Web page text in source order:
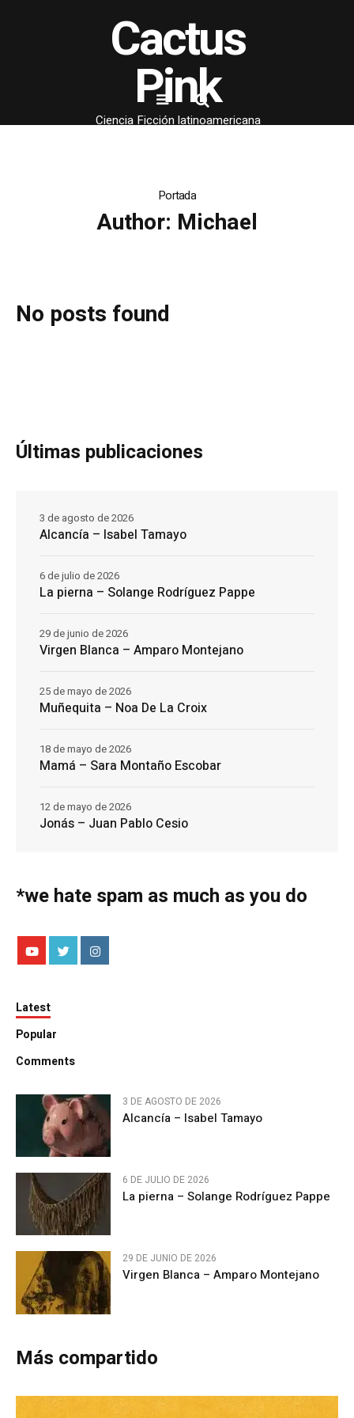
Cactus
Pink
Ciencia Ficción latinoamericana
Portada
Author: Michael
No posts found
Últimas publicaciones
Alcancía – Isabel Tamayo
3 de agosto de 2026
La pierna – Solange Rodríguez Pappe
6 de julio de 2026
Virgen Blanca – Amparo Montejano
29 de junio de 2026
Muñequita – Noa De La Croix
25 de mayo de 2026
Mamá – Sara Montaño Escobar
18 de mayo de 2026
Jonás – Juan Pablo Cesio
12 de mayo de 2026
*we hate spam as much as you do
Latest
Popular
Comments
3 DE AGOSTO DE 2026
Alcancía – Isabel Tamayo
6 DE JULIO DE 2026
La pierna – Solange Rodríguez Pappe
29 DE JUNIO DE 2026
Virgen Blanca – Amparo Montejano
Más compartido